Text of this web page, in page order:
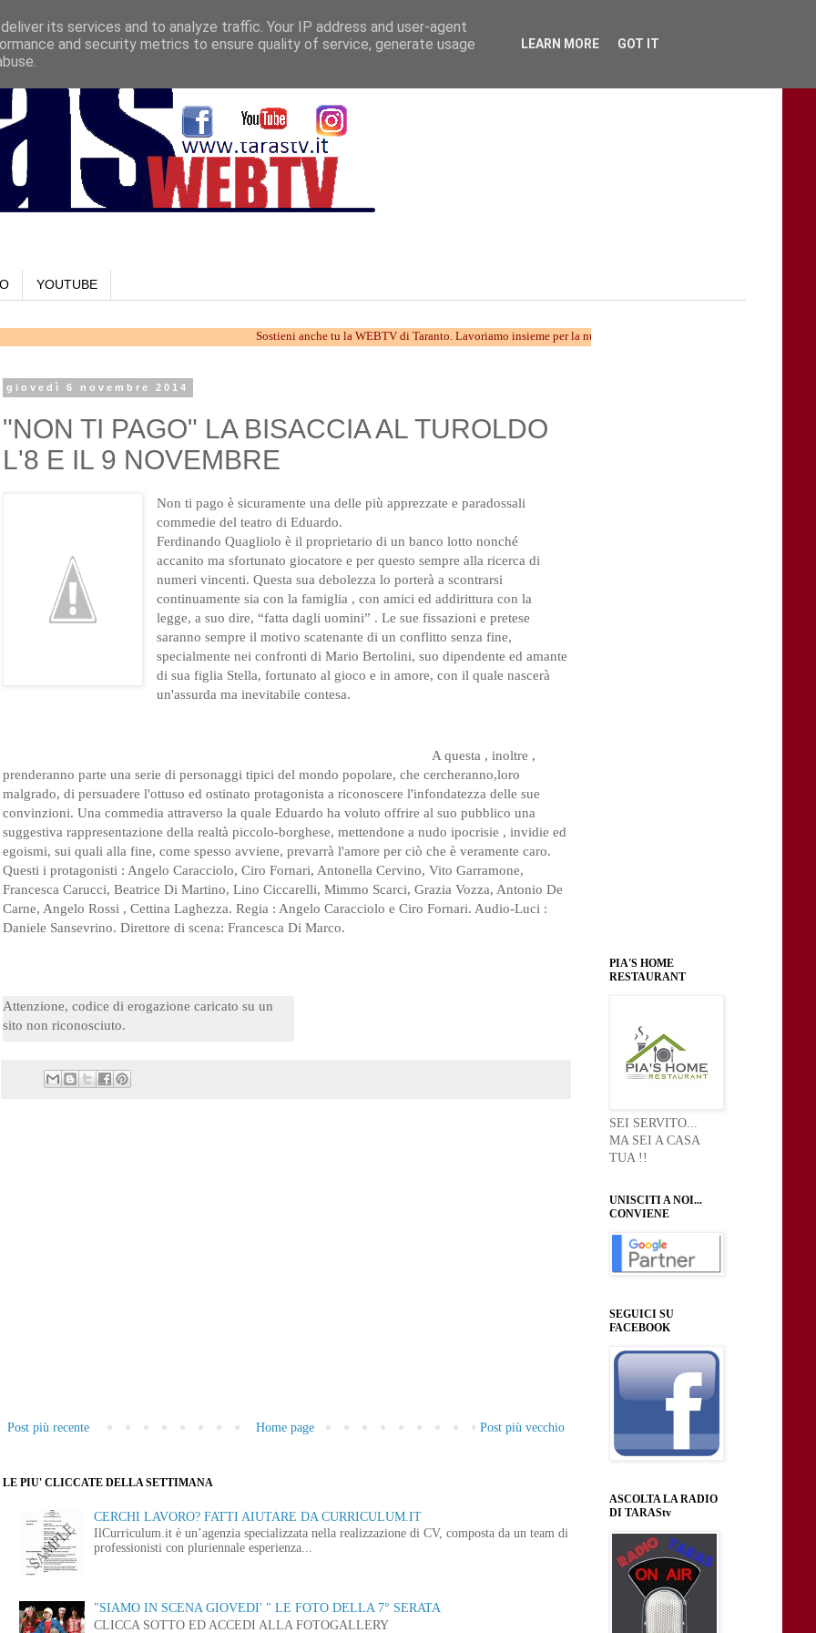
YOUTUBE
Sostieni anche tu la WEBTV di Taranto. Lavoriamo insieme per la nuova divulgazione...... TARAStv e' parte della
giovedì 6 novembre 2014
"NON TI PAGO" LA BISACCIA AL TUROLDO
L'8 E IL 9 NOVEMBRE
Non ti pago è sicuramente una delle più apprezzate e paradossali
commedie del teatro di Eduardo.
Ferdinando Quagliolo è il proprietario di un banco lotto nonché
accanito ma sfortunato giocatore e per questo sempre alla ricerca di
numeri vincenti. Questa sua debolezza lo porterà a scontrarsi
continuamente sia con la famiglia , con amici ed addirittura con la
legge, a suo dire, “fatta dagli uomini” . Le sue fissazioni e pretese
saranno sempre il motivo scatenante di un conflitto senza fine,
specialmente nei confronti di Mario Bertolini, suo dipendente ed amante
di sua figlia Stella, fortunato al gioco e in amore, con il quale nascerà
un'assurda ma inevitabile contesa.
A questa , inoltre ,
prenderanno parte una serie di personaggi tipici del mondo popolare, che cercheranno,loro
malgrado, di persuadere l'ottuso ed ostinato protagonista a riconoscere l'infondatezza delle sue
convinzioni. Una commedia attraverso la quale Eduardo ha voluto offrire al suo pubblico una
suggestiva rappresentazione della realtà piccolo-borghese, mettendone a nudo ipocrisie , invidie ed
egoismi, sui quali alla fine, come spesso avviene, prevarrà l'amore per ciò che è veramente caro.
Questi i protagonisti : Angelo Caracciolo, Ciro Fornari, Antonella Cervino, Vito Garramone,
Francesca Carucci, Beatrice Di Martino, Lino Ciccarelli, Mimmo Scarci, Grazia Vozza, Antonio De
Carne, Angelo Rossi , Cettina Laghezza. Regia : Angelo Caracciolo e Ciro Fornari. Audio-Luci :
Daniele Sansevrino. Direttore di scena: Francesca Di Marco.
Attenzione, codice di erogazione caricato su un
sito non riconosciuto.
Post più recente Post più vecchio
Home page
LE PIU' CLICCATE DELLA SETTIMANA
CERCHI LAVORO? FATTI AIUTARE DA CURRICULUM.IT
IlCurriculum.it è un’agenzia specializzata nella realizzazione di CV, composta da un team di
professionisti con pluriennale esperienza...
"SIAMO IN SCENA GIOVEDI' " LE FOTO DELLA 7° SERATA
CLICCA SOTTO ED ACCEDI ALLA FOTOGALLERY
PIA'S HOME
RESTAURANT
SEI SERVITO...
MA SEI A CASA
TUA !!
UNISCITI A NOI...
CONVIENE
SEGUICI SU
FACEBOOK
ASCOLTA LA RADIO
DI TARAStv
its services and to analyze traffic. Your IP address and user-agent
and security metrics to ensure quality of service, generate usage
LEARN MORE GOT IT